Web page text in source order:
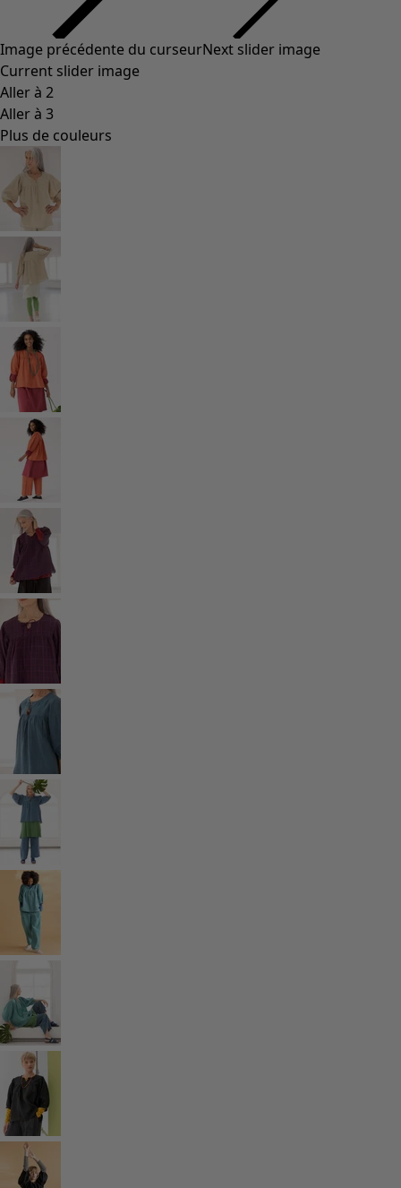
Image précédente du curseurNext slider image
Current slider image
Aller à 2
Aller à 3
Plus de couleurs